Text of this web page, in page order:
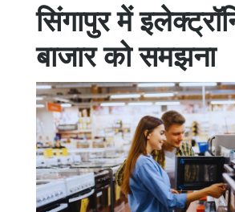
सिंगापुर में
बाजार को समझना